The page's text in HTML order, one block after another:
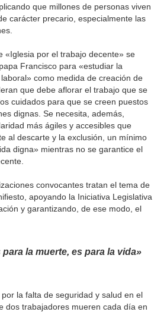
que millones de personas viven
carácter precario, especialmente las
«Iglesia por el trabajo decente» se
Francisco para «estudiar la
como medida de creación de
que debe aflorar el trabajo que se
cuidados para que se creen puestos
dignas. Se necesita, además,
más ágiles y accesibles que
al descarte y la exclusión, un mínimo
digna» mientras no se garantice el
convocantes tratan el tema de
apoyando la Iniciativa Legislativa
y garantizando, de ese modo, el
la muerte, es para la vida»
la falta de seguridad y salud en el
dos trabajadores mueren cada día en